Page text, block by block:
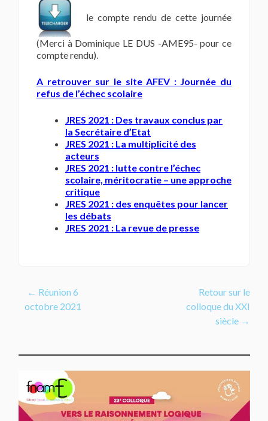
le compte rendu de cette journée
(Merci à Dominique LE DUS -AME95- pour ce
compte rendu).
A retrouver sur le site AFEV : Journée du
refus de l’échec scolaire
JRES 2021 : Des travaux conclus par
la Secrétaire d’Etat
JRES 2021 : La multiplicité des
acteurs
JRES 2021 : lutte contre l’échec
scolaire, méritocratie – une approche
critique
JRES 2021 : des enquêtes pour lancer
les débats
JRES 2021 : La revue de presse
Navigation
de
← Réunion 6
octobre 2021
Retour sur le
colloque du XXI
siècle →